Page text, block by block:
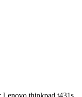
Lenovo thinkpad t431s